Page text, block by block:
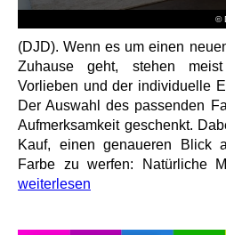
©
(DJD). Wenn es um einen
Zuhause geht, stehen
Vorlieben und der individuelle
Der Auswahl des passenden
Aufmerksamkeit geschenkt.
Kauf, einen genaueren Blick
Farbe zu werfen: Natürliche
weiterlesen